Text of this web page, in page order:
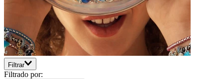
Filtrar
Filtrado por: